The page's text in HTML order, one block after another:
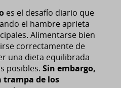
es el desafío diario que
el hambre aprieta
Alimentarse bien
correctamente de
una dieta equilibrada
posibles. Sin embargo,
trampa de los